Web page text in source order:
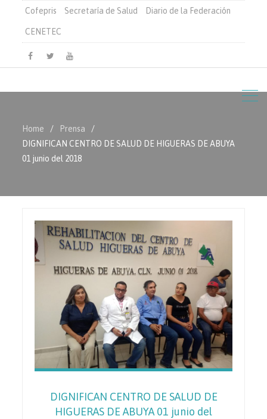
Cofepris Secretaría de Salud Diario de la Federación
CENETEC
Facebook
TwitterYoutube
Home
Prensa
DIGNIFICAN CENTRO DE SALUD DE HIGUERAS DE ABUYA
01 junio del 2018
DIGNIFICAN CENTRO DE SALUD DE
HIGUERAS DE ABUYA 01 junio del